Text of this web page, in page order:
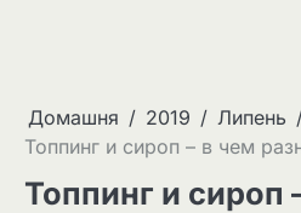
Домашня 2019 Липень
Топпинг и сироп – в чем
Топпинг и сироп